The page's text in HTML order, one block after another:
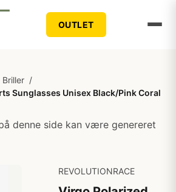
OUTLET
Briller /
Sunglasses Unisex Black/Pink Coral
denne side kan være genereret
REVOLUTIONRACE